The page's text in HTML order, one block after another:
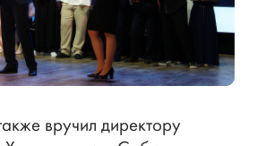
вручил директору